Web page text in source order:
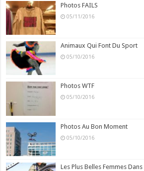
Photos FAILS
05/11/2016
Animaux Qui Font Du Sport
05/10/2016
Photos WTF
05/10/2016
Photos Au Bon Moment
05/10/2016
Les Plus Belles Femmes